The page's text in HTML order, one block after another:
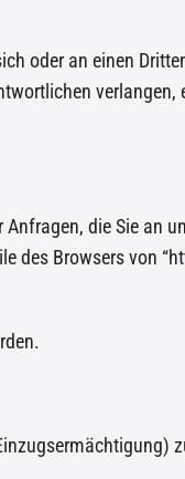
oder an einen
verlangen,
die Sie an
des Browsers von